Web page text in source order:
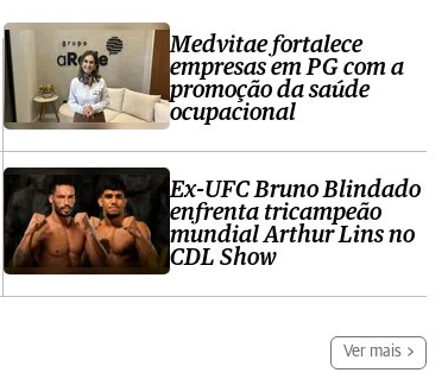
Medvitae fortalece
empresas em PG com a
promoção da saúde
ocupacional
Ex-UFC Bruno Blindado
enfrenta tricampeão
mundial Arthur Lins no
CDL Show
Ver mais